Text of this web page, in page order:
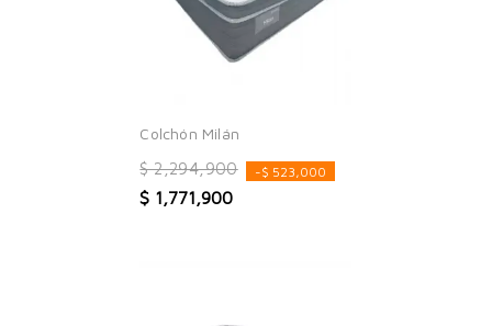
Colchón Milán
$ 2,294,900
-$ 523,000
$ 1,771,900